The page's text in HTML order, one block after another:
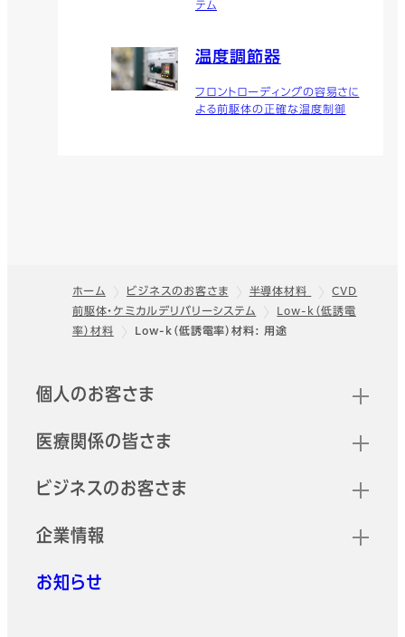
テム
温度調節器
フロントローディングの容易さに
よる前駆体の正確な温度制御
フッター
ホーム ビジネスのお客さま 半導体材料
CVD
前駆体・ケミカルデリバリーシステム
Low-k（低誘電
率）材料
Low-k（低誘電率）材料: 用途
クイックリンク
個人のお客さま
医療関係の皆さま
ビジネスのお客さま
企業情報
お知らせ